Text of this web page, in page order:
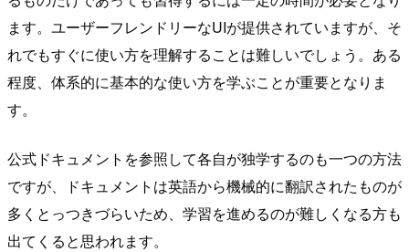
ます。ユーザーフレンドリーなUIが提供されていますが、そ
れでもすぐに使い方を理解することは難しいでしょう。ある
程度、体系的に基本的な使い方を学ぶことが重要となりま
す。
公式ドキュメントを参照して各自が独学するのも一つの方法
ですが、ドキュメントは英語から機械的に翻訳されたものが
多くとっつきづらいため、学習を進めるのが難しくなる方も
出てくると思われます。